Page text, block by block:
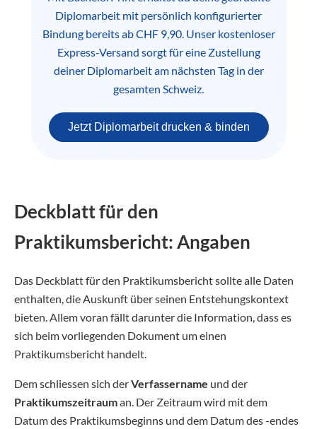
Diplomarbeit mit persönlich konfigurierter
Bindung bereits ab CHF 9,90. Unser kostenloser
Express-Versand sorgt für eine Zustellung
deiner Diplomarbeit am nächsten Tag in der
gesamten Schweiz.
Jetzt Diplomarbeit drucken & binden
Deckblatt für den
Praktikumsbericht: Angaben
Das Deckblatt für den Praktikumsbericht sollte alle Daten
enthalten, die Auskunft über seinen Entstehungskontext
bieten. Allem voran fällt darunter die Information, dass es
sich beim vorliegenden Dokument um einen
Praktikumsbericht handelt.
Dem schliessen sich derVerfassername und der
Praktikumszeitrauman. Der Zeitraum wird mit dem
Datum des Praktikumsbeginns und dem Datum des -endes